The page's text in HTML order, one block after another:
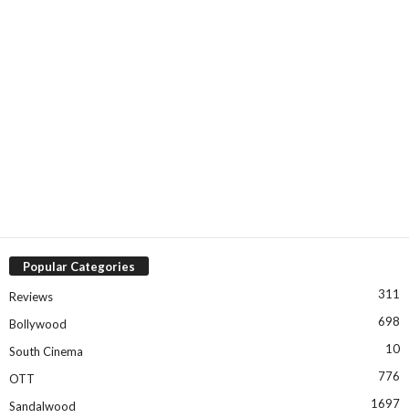
Popular Categories
Reviews 311
Bollywood 698
South Cinema 10
OTT 776
Sandalwood 1697